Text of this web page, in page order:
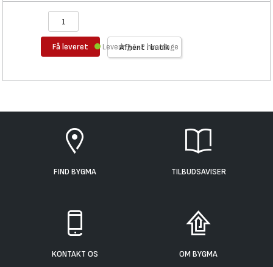
Få leveret Afhent i butik
Levering 1-2 hverdage
FIND BYGMA TILBUDSAVISER
KONTAKT OS OM BYGMA